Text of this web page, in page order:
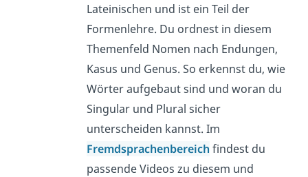
Lateinischen und ist ein Teil der
Formenlehre. Du ordnest in diesem
Themenfeld Nomen nach Endungen,
Kasus und Genus. So erkennst du, wie
Wörter aufgebaut sind und woran du
Singular und Plural sicher
unterscheiden kannst. Im
Fremdsprachenbereich findest du
passende Videos zu diesem und